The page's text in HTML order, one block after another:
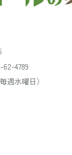
4789
週水曜日）